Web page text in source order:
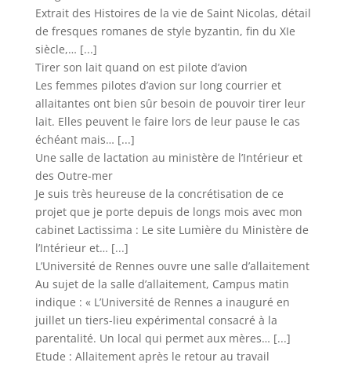
Extrait des Histoires de la vie de Saint Nicolas, détail
de fresques romanes de style byzantin, fin du XIe
siècle,… [...]
Tirer son lait quand on est pilote d’avion
Les femmes pilotes d’avion sur long courrier et
allaitantes ont bien sûr besoin de pouvoir tirer leur
lait. Elles peuvent le faire lors de leur pause le cas
échéant mais… [...]
Une salle de lactation au ministère de l’Intérieur et
des Outre-mer
Je suis très heureuse de la concrétisation de ce
projet que je porte depuis de longs mois avec mon
cabinet Lactissima : Le site Lumière du Ministère de
l’Intérieur et… [...]
L’Université de Rennes ouvre une salle d’allaitement
Au sujet de la salle d’allaitement, Campus matin
indique : « L’Université de Rennes a inauguré en
juillet un tiers-lieu expérimental consacré à la
parentalité. Un local qui permet aux mères… [...]
Etude : Allaitement après le retour au travail